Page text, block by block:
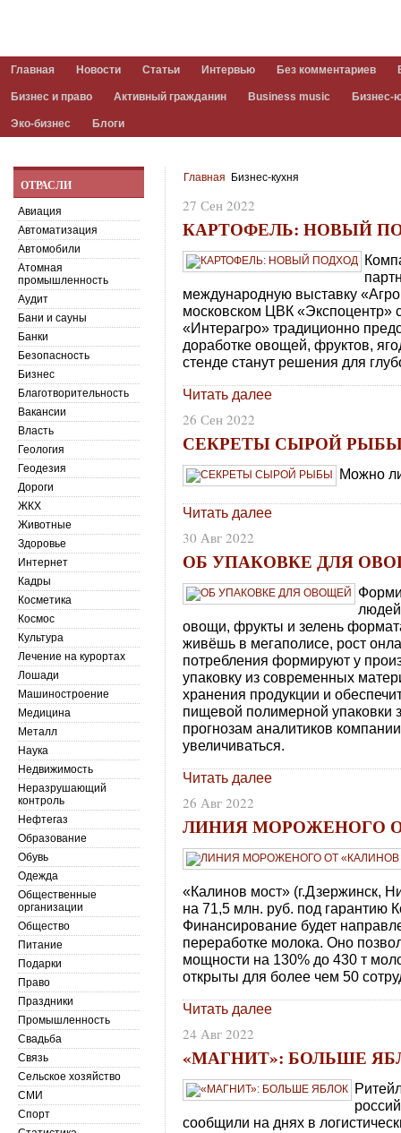
Главная Новости Статьи Интервью Без комментариев
Бизнес и право Активный гражданин Business music Бизнес-
Эко-бизнес Блоги
Главная Бизнес-кухня
27 Сен 2022
КАРТОФЕЛЬ: НОВЫЙ
международную выставку
московском ЦВК «Экспоцентр»
«Интерагро» традиционно
доработке овощей, фруктов,
стенде станут решения для
Читать далее
26 Сен 2022
СЕКРЕТЫ СЫРОЙ
Можно
Читать далее
30 Авг 2022
ОБ УПАКОВКЕ ДЛЯ
овощи, фрукты и зелень
живёшь в мегаполисе, рост
потребления формируют у
упаковку из современных
хранения продукции и
пищевой полимерной упаковки
прогнозам аналитиков
увеличиваться.
Читать далее
26 Авг 2022
ЛИНИЯ МОРОЖЕНОГО
«Калинов мост» (г.Дзержинск,
на 71,5 млн. руб. под
Финансирование будет
переработке молока. Оно
мощности на 130% до 430 т
открыты для более чем 50
Читать далее
24 Авг 2022
«МАГНИТ»: БОЛЬШЕ
сообщили на днях в
ОТРАСЛИ
Авиация
Автоматизация
Автомобили
Атомная
промышленность
Аудит
Бани и сауны
Банки
Безопасность
Бизнес
Благотворительность
Вакансии
Власть
Геология
Геодезия
Дороги
ЖКХ
Животные
Здоровье
Интернет
Кадры
Косметика
Космос
Культура
Лечение на курортах
Лошади
Машиностроение
Медицина
Металл
Наука
Недвижимость
Неразрушающий
контроль
Нефтегаз
Образование
Обувь
Одежда
Общественные
организации
Общество
Питание
Подарки
Право
Праздники
Промышленность
Свадьба
Связь
Сельское хозяйство
СМИ
Спорт